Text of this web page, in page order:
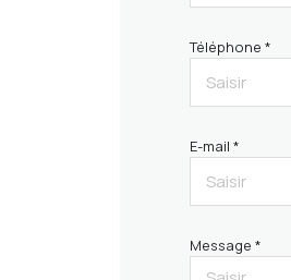
Téléphone *
E-mail *
Message *